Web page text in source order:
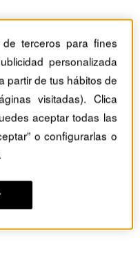
terceros para fines
personalizada
partir de tus hábitos de
visitadas). Clica
aceptar todas las
o configurarlas o